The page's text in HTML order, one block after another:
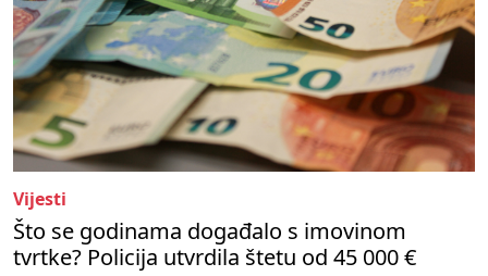
Vijesti
Što se godinama događalo s imovinom
tvrtke? Policija utvrdila štetu od 45 000 €